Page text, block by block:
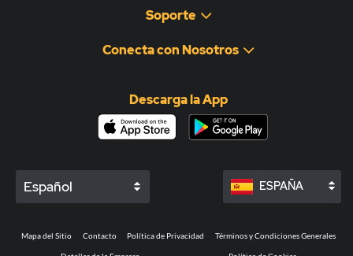
Soporte
Conecta con Nosotros
Descarga la App
Español ESPAÑA
Mapa del Sitio Contacto Política de Privacidad Términos y Condiciones Generales